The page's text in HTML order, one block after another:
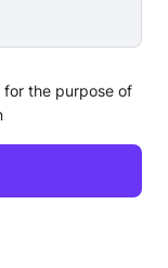
for the purpose of